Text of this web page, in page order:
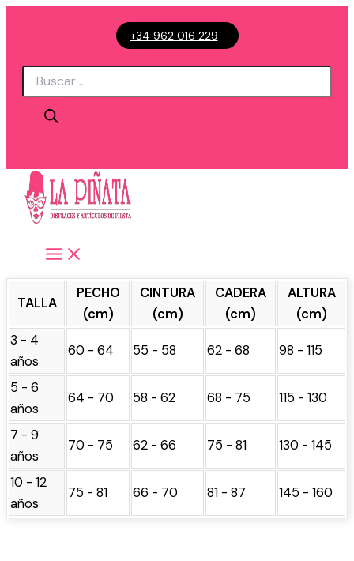
+34 962 016 229
Búsqueda
TALLA
PECHO
(cm)
CINTURA
(cm)
CADERA
(cm)
ALTURA
(cm)
3 - 4
años
60 - 64 55 - 58 62 - 68 98 - 115
5 - 6
años
64 - 70 58 - 62 68 - 75 115 - 130
7 - 9
años
70 - 75 62 - 66 75 - 81 130 - 145
10 - 12
años
75 - 81 66 - 70 81 - 87 145 - 160